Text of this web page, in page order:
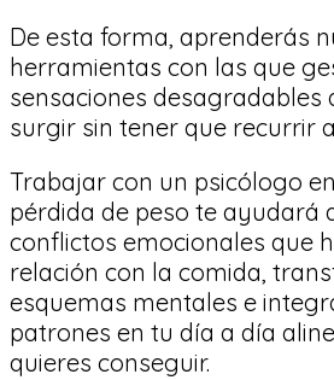
De esta forma, aprenderás
herramientas con las que
sensaciones desagradables
surgir sin tener que recurrir
Trabajar con un psicólogo
pérdida de peso te ayudará
conflictos emocionales que
relación con la comida,
esquemas mentales e
patrones en tu día a día
quieres conseguir.